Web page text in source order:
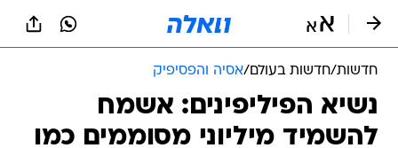
חדשות/חדשות בעולם/אסיה והפסיפיק
נשיא הפיליפינים: אשמח
להשמיד מיליוני מסוממים כמו